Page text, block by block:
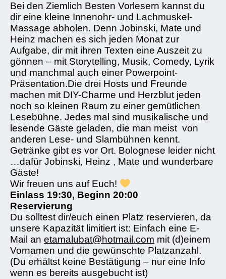
Bei den Ziemlich Besten Vorlesern kannst du
dir eine kleine Innenohr- und Lachmuskel-
Massage abholen. Denn Jobinski, Mate und
Heinz machen es sich jeden Monat zur
Aufgabe, dir mit ihren Texten eine Auszeit zu
gönnen – mit Storytelling, Musik, Comedy, Lyrik
und manchmal auch einer Powerpoint-
Präsentation.Die drei Hosts und Freunde
machen mit DIY-Charme und Herzblut jeden
noch so kleinen Raum zu einer gemütlichen
Lesebühne. Jedes mal sind musikalische und
lesende Gäste geladen, die man meist von
anderen Lese- und Slambühnen kennt.
Getränke gibt es vor Ort. Bolognese leider nicht
…dafür Jobinski, Heinz , Mate und wunderbare
Gäste!
Wir freuen uns auf Euch!
Einlass 19:30, Beginn 20:00
Reservierung
Du solltest dir/euch einen Platz reservieren, da
unsere Kapazität limitiert ist: Einfach eine E-
Mail an etamalubat@hotmail.com mit (d)einem
Vornamen und die gewünschte Platzanzahl.
(Du erhältst keine Bestätigung – nur eine Info
wenn es bereits ausgebucht ist)